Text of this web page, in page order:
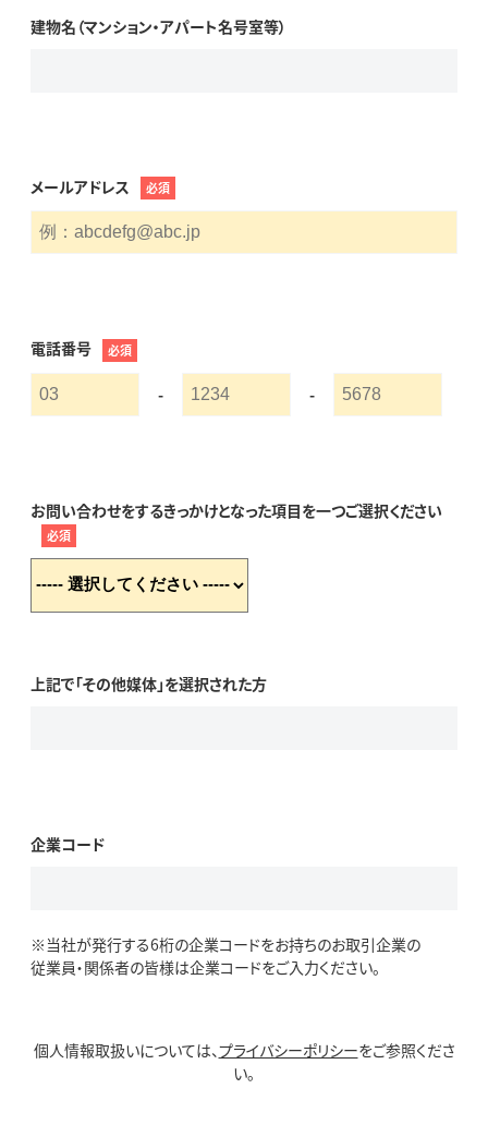
建物名（マンション・アパート名号室等）
メールアドレス 必須
電話番号 必須
- -
お問い合わせをするきっかけとなった項目を一つご選択ください
必須
上記で「その他媒体」を選択された方
企業コード
※当社が発行する6桁の企業コードをお持ちのお取引企業の
従業員・関係者の皆様は企業コードをご入力ください。
個人情報取扱いについては、プライバシーポリシーをご参照くださ
い。